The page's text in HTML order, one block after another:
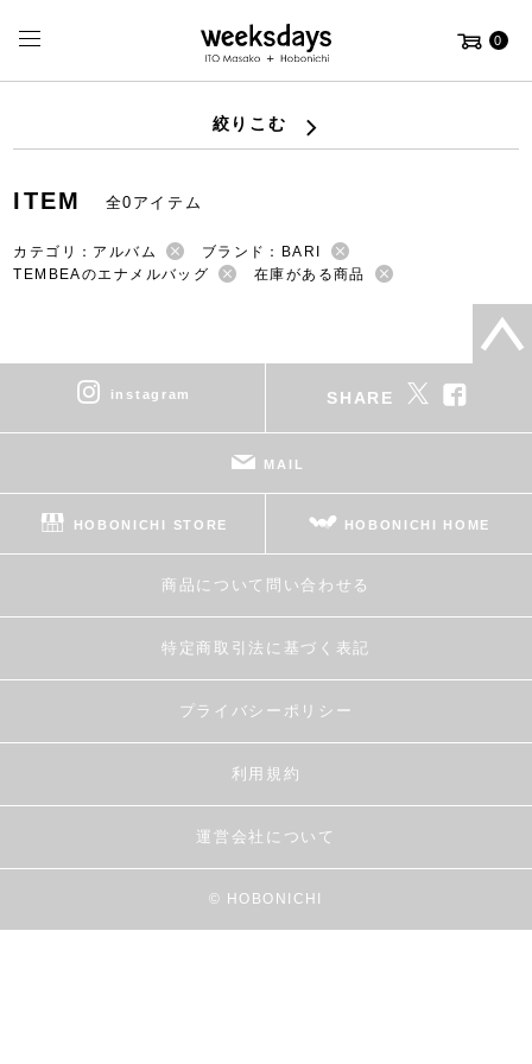
0
絞りこむ
ITEM 全0アイテム
カテゴリ：アルバム
ブランド：BARI
TEMBEAのエナメルバッグ
在庫がある商品
instagram SHARE
MAIL
HOBONICHI STORE HOBONICHI HOME
商品について問い合わせる
特定商取引法に基づく表記
プライバシーポリシー
利用規約
運営会社について
© HOBONICHI